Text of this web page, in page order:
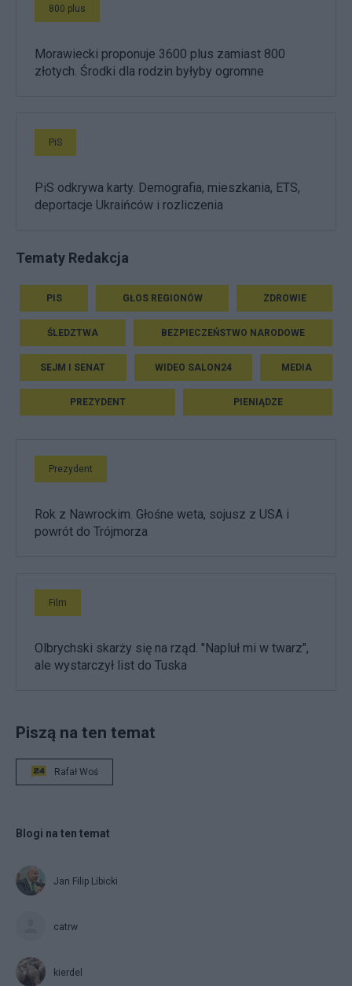
800 plus
Morawiecki proponuje 3600 plus zamiast 800
złotych. Środki dla rodzin byłyby ogromne
PiS
PiS odkrywa karty. Demografia, mieszkania, ETS,
deportacje Ukraińców i rozliczenia
Tematy Redakcja
PIS GŁOS REGIONÓW ZDROWIE
ŚLEDZTWA BEZPIECZEŃSTWO NARODOWE
SEJM I SENAT WIDEO SALON24 MEDIA
PREZYDENT PIENIĄDZE
Prezydent
Rok z Nawrockim. Głośne weta, sojusz z USA i
powrót do Trójmorza
Film
Olbrychski skarży się na rząd. "Napluł mi w twarz",
ale wystarczył list do Tuska
Piszą na ten temat
Rafał Woś
Blogi na ten temat
Jan Filip Libicki
catrw
kierdel